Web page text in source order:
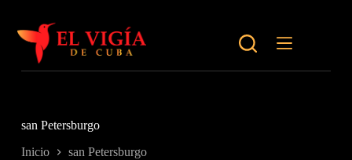
contenido
san Petersburgo
Inicio san Petersburgo